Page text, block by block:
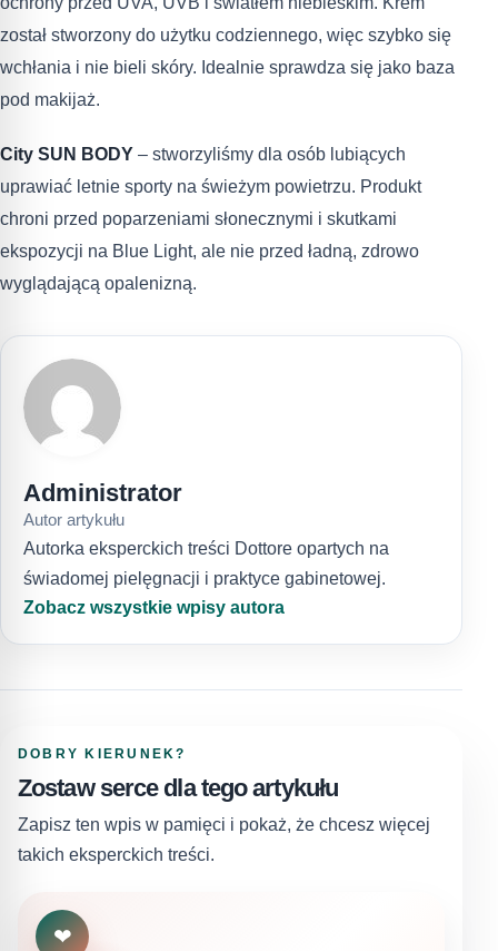
został stworzony do użytku codziennego, więc szybko się
wchłania i nie bieli skóry. Idealnie sprawdza się jako baza
pod makijaż.
City SUN BODY – stworzyliśmy dla osób lubiących
uprawiać letnie sporty na świeżym powietrzu. Produkt
chroni przed poparzeniami słonecznymi i skutkami
ekspozycji na Blue Light, ale nie przed ładną, zdrowo
wyglądającą opalenizną.
Administrator
Autor artykułu
Autorka eksperckich treści Dottore opartych na
świadomej pielęgnacji i praktyce gabinetowej.
Zobacz wszystkie wpisy autora
DOBRY KIERUNEK?
Zostaw serce dla tego artykułu
Zapisz ten wpis w pamięci i pokaż, że chcesz więcej
takich eksperckich treści.
❤